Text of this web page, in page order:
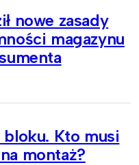
nowe zasady
magazynu
Kto musi
montaż?